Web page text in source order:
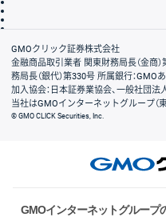
会社案内
GMOクリック証券株式会社
金融商品取引業者 関東財務局長（金商
務局長（銀代）第330号 所属銀行：
加入協会：日本証券業協会、一般社団
当社はGMOインターネットグループ（
© GMO CLICK Securities, Inc.
GMOインターネットグループ